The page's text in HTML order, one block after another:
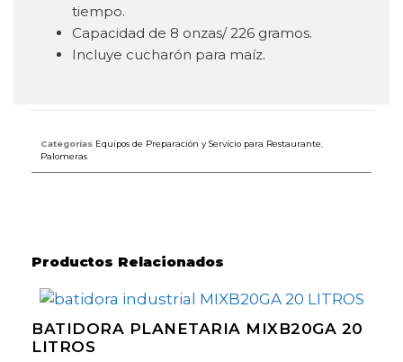
tiempo.
Capacidad de 8 onzas/ 226 gramos.
Incluye cucharón para maíz.
Categorías Equipos de Preparación y Servicio para Restaurante
Palomeras
Productos Relacionados
BATIDORA PLANETARIA MIXB20GA 20
LITROS